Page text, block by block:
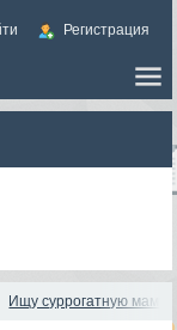
Регистрация
Ищу суррогатную маму